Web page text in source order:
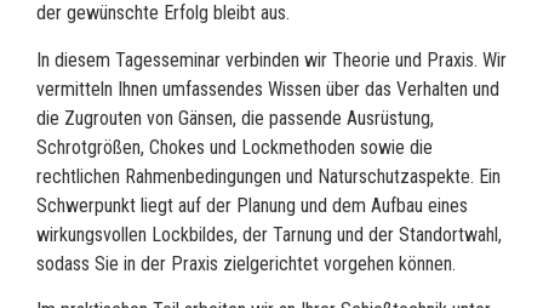
der gewünschte Erfolg bleibt aus.
In diesem Tagesseminar verbinden wir Theorie und Praxis. Wir
vermitteln Ihnen umfassendes Wissen über das Verhalten und
die Zugrouten von Gänsen, die passende Ausrüstung,
Schrotgrößen, Chokes und Lockmethoden sowie die
rechtlichen Rahmenbedingungen und Naturschutzaspekte. Ein
Schwerpunkt liegt auf der Planung und dem Aufbau eines
wirkungsvollen Lockbildes, der Tarnung und der Standortwahl,
sodass Sie in der Praxis zielgerichtet vorgehen können.